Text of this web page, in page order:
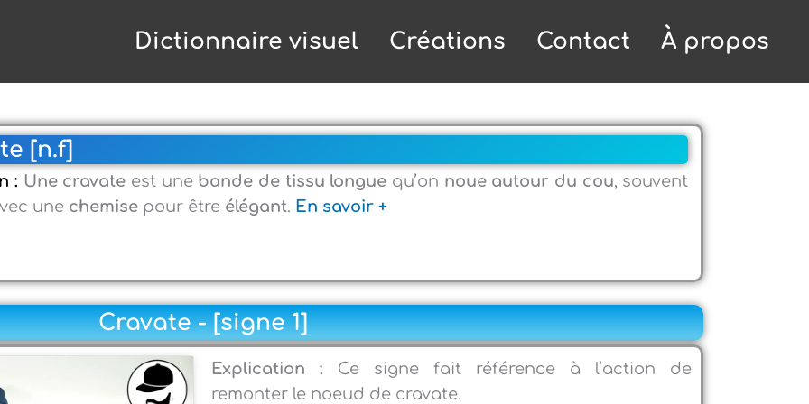
Dictionnaire visuel Créations Contact À propos
[n.f]
: Une cravate est une bande de tissu longue qu’on noue autour du cou, souvent
une chemise pour être élégant. En savoir +
Cravate - [signe 1]
Explication : Ce signe fait référence à l’action de
remonter le noeud de cravate.